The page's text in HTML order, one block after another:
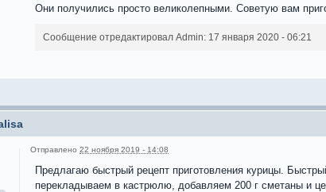
Они получились просто великолепными. Советую вам
Сообщение отредактировал Admin: 17 января 2020 - 06:21
Отправлено 22 ноября 2019 - 14:08
Предлагаю быстрый рецепт приготовления курицы.
перекладываем в кастрюлю, добавляем 200 г сметаны и